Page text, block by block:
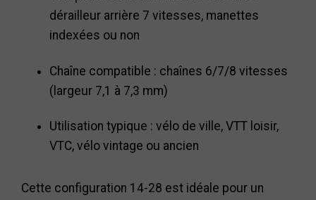
dérailleur arrière 7 vitesses, manettes
indexées ou non
Chaîne compatible : chaînes 6/7/8 vitesses
(largeur 7,1 à 7,3 mm)
Utilisation typique : vélo de ville, VTT loisir,
VTC, vélo vintage ou ancien
Cette configuration 14-28 est idéale pour un